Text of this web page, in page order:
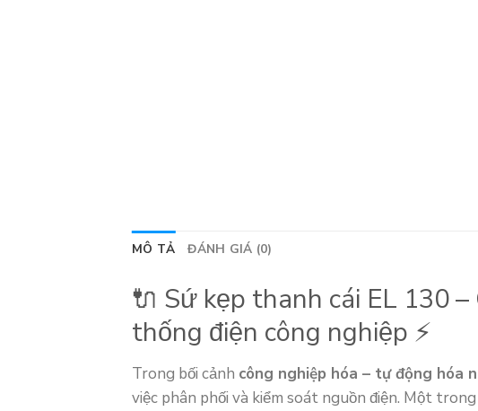
MÔ TẢ ĐÁNH GIÁ (0)
🔌 Sứ kẹp thanh cái EL 130
thống điện công nghiệp ⚡
Trong bối cảnh công nghiệp hóa – tự động hóa
việc phân phối và kiểm soát nguồn điện. Một